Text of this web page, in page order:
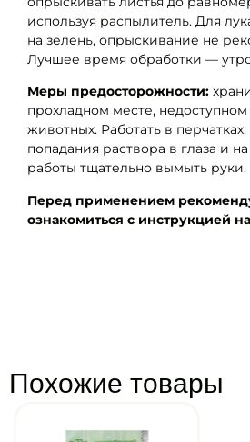
используя распылитель. Для
на зелень, опрыскивание не
Лучшее время обработки —
Меры предосторожности:
прохладном месте,
животных. Работать в перчатках,
попадания раствора в глаза и
работы тщательно вымыть руки.
Перед применением
ознакомиться с инструкцией
Похожие товары